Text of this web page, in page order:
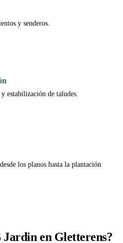
y senderos.
estabilización de taludes.
los planos hasta la plantación
Jardin en Gletterens?